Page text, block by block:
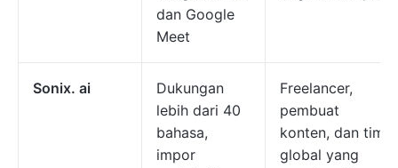
dan Google
Meet
Sonix. ai
Dukungan
lebih dari 40
bahasa,
impor
Freelancer,
pembuat
konten, dan tim
global yang